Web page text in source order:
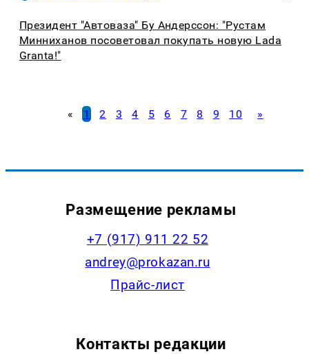
Президент "Автоваза" Бу Андерссон: "Рустам
Минниханов посоветовал покупать новую Lada
Granta!"
« 1 2 3 4 5 6 7 8 9 10 »
Размещение рекламы
+7 (917) 911 22 52
andrey@prokazan.ru
Прайс-лист
Контакты редакции